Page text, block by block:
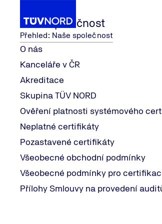
Naše společnost
Přehled: Naše společnost
O nás
Kanceláře v ČR
Akreditace
Skupina TÜV NORD
Ověření platnosti systémového
Neplatné certifikáty
Pozastavené certifikáty
Všeobecné obchodní podmínky
Všeobecné podmínky pro
Přílohy Smlouvy na provedení
Home
IATF 16949
IATF 16949 je mezinárodní norma
požadavky automobilových výrobců
IATF 16949 je aplikovatelná pro